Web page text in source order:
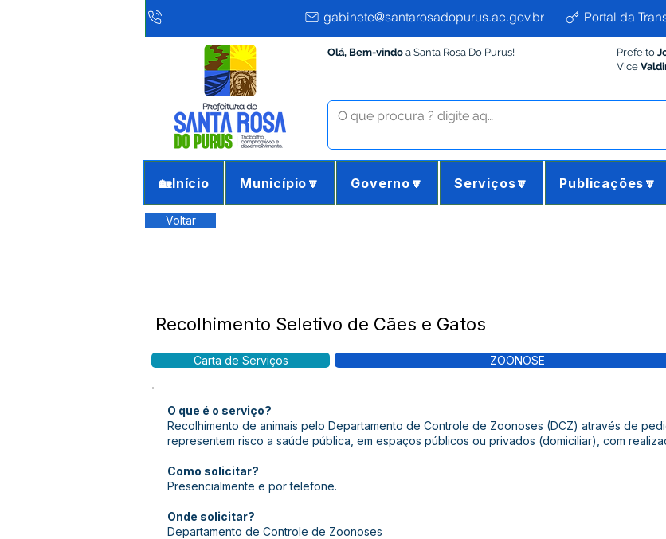
gabinete@santarosadopurus.ac.gov.br Portal da
Olá, Bem-vindo a Santa Rosa Do Purus! Prefeito
Vice
🏡Início Município🔽 Governo🔽 Serviços🔽 Publicações🔽
Voltar
Recolhimento Seletivo de Cães e Gatos
Carta de Serviços ZOONOSE
O que é o serviço?
Recolhimento de animais pelo Departamento de Controle de Zoonoses (DCZ) através de
representem risco a saúde pública, em espaços públicos ou privados (domiciliar), com
Como solicitar?
Presencialmente e por telefone.
Onde solicitar?
Departamento de Controle de Zoonoses